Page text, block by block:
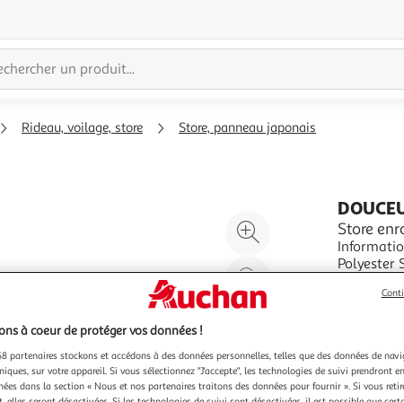
Rideau, voilage, store Store, panneau japonais
Agrandir
l'illustration
à
200%
Réduire
l'illustration
%
produit
Store
Polyester Spécificités :
Vendu par
à coeur de protéger vos données !
partenaires stockons et accédons à des données personnelles, telles que des données de
sur votre appareil. Si vous sélectionnez "J'accepte", les technologies de suivi prendront
dans la section « Nous et nos partenaires traitons des données pour fournir ». Si vous